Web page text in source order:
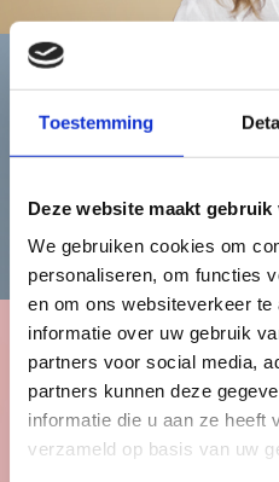
Toestemming
Deze website maakt gebruik
We gebruiken cookies om
personaliseren, om functies
en om ons websiteverkeer
informatie over uw gebruik
partners voor social media,
partners kunnen deze
informatie die u aan ze heeft
verzameld op basis van uw
Heren
Bekijk de
Kinderen